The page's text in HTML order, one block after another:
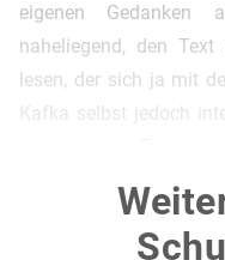
eigenen Gedanken
naheliegend, den
lesen, der sich ja mit
Kafka selbst jedoch
dass er seine Texte
geschrieben hat,
Vielmehr ist Kafka